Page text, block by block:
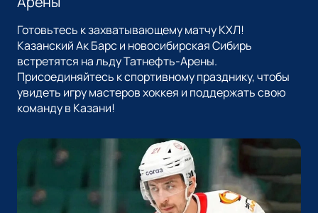
Готовьтесь к захватывающему матчу КХЛ!
Казанский Ак Барс и новосибирская Сибирь
встретятся на льду Татнефть-Арены.
Присоединяйтесь к спортивному празднику, чтобы
увидеть игру мастеров хоккея и поддержать свою
команду в Казани!